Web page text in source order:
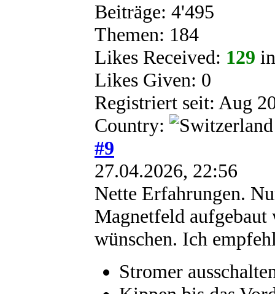
Beiträge: 4'495
Themen: 184
Likes Received: 129
Likes Given: 0
Registriert seit: Aug
Country:
#9
27.04.2026, 22:56
Nette Erfahrungen.
Magnetfeld aufgebaut
wünschen. Ich
Stromer